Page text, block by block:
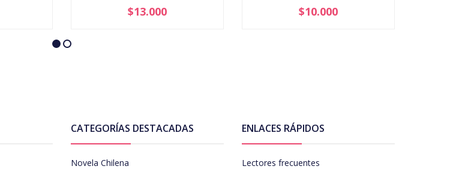
+
$13.000 +
$10.000
CATEGORÍAS DESTACADAS
Novela Chilena
ENLACES RÁPIDOS
Lectores frecuentes